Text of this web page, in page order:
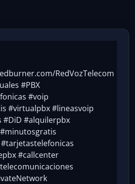
RedVozTelecom
#PBX
#voip
#virtualpbx #lineasvoip
#DiD #alquilerpbx
#callcenter